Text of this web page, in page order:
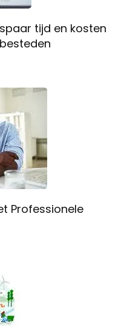
tijd en kosten
Professionele